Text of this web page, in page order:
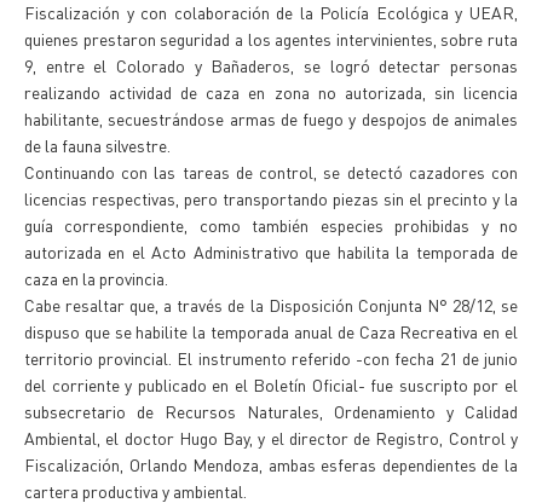
Fiscalización y con colaboración de la Policía Ecológica y UEAR,
quienes prestaron seguridad a los agentes intervinientes, sobre ruta
9, entre el Colorado y Bañaderos, se logró detectar personas
realizando actividad de caza en zona no autorizada, sin licencia
habilitante, secuestrándose armas de fuego y despojos de animales
de la fauna silvestre.
Continuando con las tareas de control, se detectó cazadores con
licencias respectivas, pero transportando piezas sin el precinto y la
guía correspondiente, como también especies prohibidas y no
autorizada en el Acto Administrativo que habilita la temporada de
caza en la provincia.
Cabe resaltar que, a través de la Disposición Conjunta N° 28/12, se
dispuso que se habilite la temporada anual de Caza Recreativa en el
territorio provincial. El instrumento referido -con fecha 21 de junio
del corriente y publicado en el Boletín Oficial- fue suscripto por el
subsecretario de Recursos Naturales, Ordenamiento y Calidad
Ambiental, el doctor Hugo Bay, y el director de Registro, Control y
Fiscalización, Orlando Mendoza, ambas esferas dependientes de la
cartera productiva y ambiental.